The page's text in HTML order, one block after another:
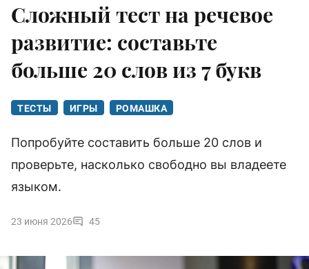
Сложный тест на речевое
развитие: составьте
больше 20 слов из 7 букв
ТЕСТЫ ИГРЫ РОМАШКА
Попробуйте составить больше 20 слов и
проверьте, насколько свободно вы владеете
языком.
23 июня 2026 45